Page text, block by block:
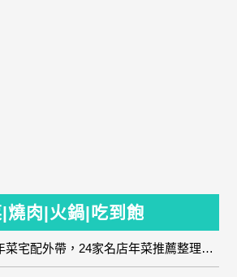
燒肉|火鍋|吃到飽
2024年菜預購、年菜宅配外帶，24家名店年菜推薦整理，圍爐輕鬆上菜團圓趣